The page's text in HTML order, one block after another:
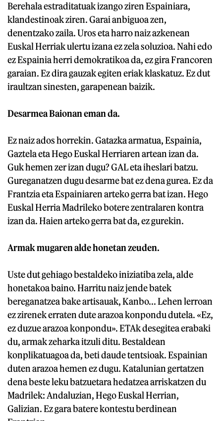
Berehala estraditatuak izango ziren Espainiara,
klandestinoak ziren. Garai anbiguoa zen,
denentzako zaila. Uros eta harro naiz azkenean
Euskal Herriak ulertu izana ez zela soluzioa. Nahi edo
ez Espainia herri demokratikoa da, ez gira Francoren
garaian. Ez dira gauzak egiten eriak klaskatuz. Ez dut
iraultzan sinesten, garapenean baizik.
Desarmea Baionan eman da.
Ez naiz ados horrekin. Gatazka armatua, Espainia,
Gaztela eta Hego Euskal Herriaren artean izan da.
Guk hemen zer izan dugu? GAL eta iheslari batzu.
Gureganatzen dugu desarme bat ez dena gurea. Ez da
Frantzia eta Espainiaren arteko gerra bat izan. Hego
Euskal Herria Madrileko botere zentralaren kontra
izan da. Haien arteko gerra bat da, ez gurekin.
Armak mugaren alde honetan zeuden.
Uste dut gehiago bestaldeko iniziatiba zela, alde
honetakoa baino. Harritu naiz jende batek
bereganatzea bake artisauak, Kanbo... Lehen lerroan
ez zirenek erraten dute arazoa konpondu dutela. «Ez,
ez duzue arazoa konpondu». ETAk desegitea erabaki
du, armak zeharka itzuli ditu. Bestaldean
konplikatuagoa da, beti daude tentsioak. Espainian
duten arazoa hemen ez dugu. Katalunian gertatzen
dena beste leku batzuetara hedatzea arriskatzen du
Madrilek: Andaluzian, Hego Euskal Herrian,
Galizian. Ez gara batere kontestu berdinean